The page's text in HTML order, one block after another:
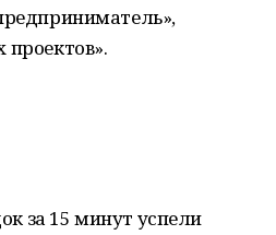
проектов».
за 15 минут успели